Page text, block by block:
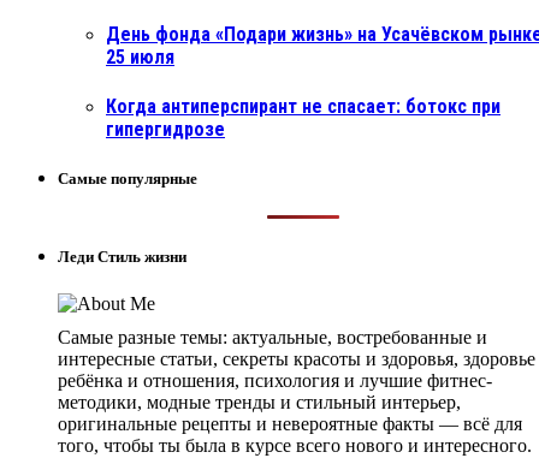
День фонда «Подари жизнь» на Усачёвском
25 июля
Когда антиперспирант не спасает: ботокс при
гипергидрозе
Самые популярные
Леди Стиль жизни
Самые разные темы: актуальные, востребованные и
интересные статьи, секреты красоты и здоровья, здоровье
ребёнка и отношения, психология и лучшие фитнес-
методики, модные тренды и стильный интерьер,
оригинальные рецепты и невероятные факты — всё для
того, чтобы ты была в курсе всего нового и интересного.